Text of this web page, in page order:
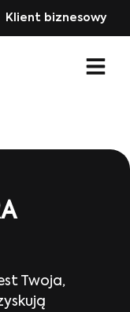
Klient biznesowy
Twoja,